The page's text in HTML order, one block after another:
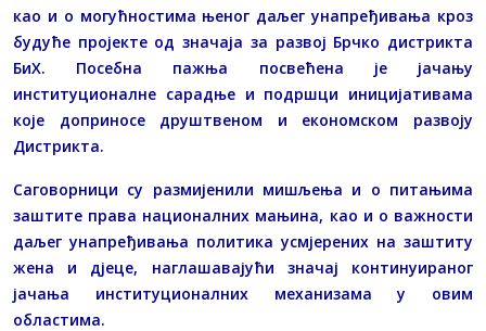
као и о могућностима њеног даљег унапређивања кроз
будуће пројекте од значаја за развој Брчко дистрикта
БиХ. Посебна пажња посвећена је јачању
институционалне сарадње и подршци иницијативама
које доприносе друштвеном и економском развоју
Дистрикта.
Саговорници су размијенили мишљења и о питањима
заштите права националних мањина, као и о важности
даљег унапређивања политика усмјерених на заштиту
жена и дјеце, наглашавајући значај континуираног
јачања институционалних механизама у овим
областима.